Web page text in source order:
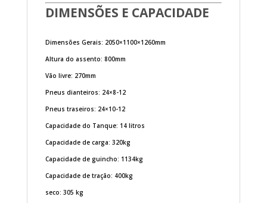
DIMENSÕES E CAPACIDADE
Dimensões Gerais: 2050×1100×1260mm
Altura do assento: 800mm
Vão livre: 270mm
Pneus dianteiros: 24×8-12
Pneus traseiros: 24×10-12
Capacidade do Tanque: 14 litros
Capacidade de carga: 320kg
Capacidade de guincho: 1134kg
Capacidade de tração: 400kg
seco: 305 kg